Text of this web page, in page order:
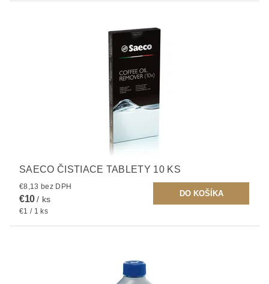
SAECO ČISTIACE TABLETY 10 KS
€8,13 bez DPH
€10/ ks
€1 / 1 ks